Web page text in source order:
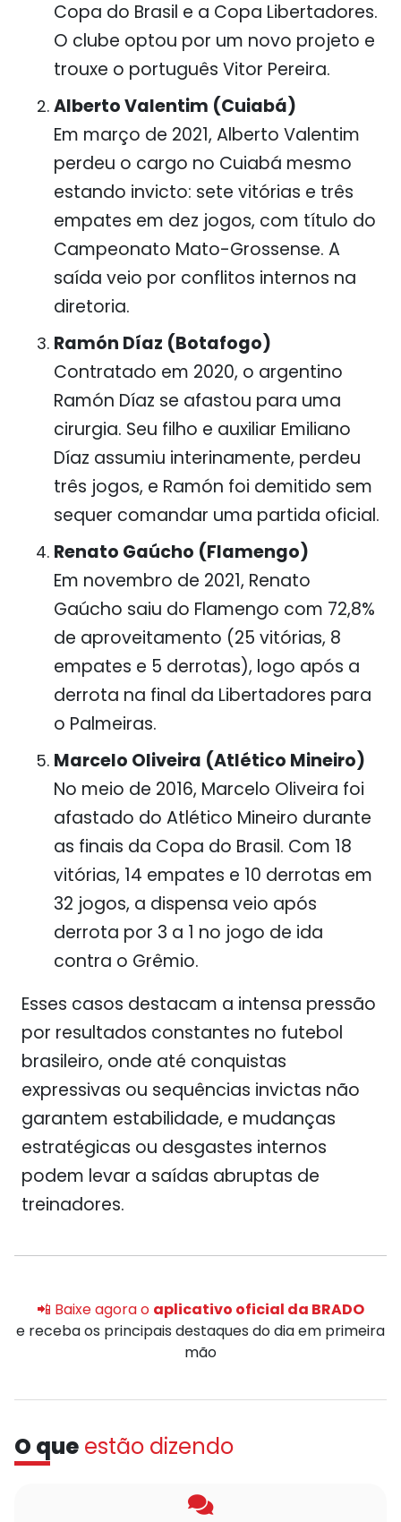
Copa do Brasil e a Copa Libertadores.
O clube optou por um novo projeto e
trouxe o português Vitor Pereira.
Alberto Valentim (Cuiabá)
Em março de 2021, Alberto Valentim
perdeu o cargo no Cuiabá mesmo
estando invicto: sete vitórias e três
empates em dez jogos, com título do
Campeonato Mato-Grossense. A
saída veio por conflitos internos na
diretoria.
Ramón Díaz (Botafogo)
Contratado em 2020, o argentino
Ramón Díaz se afastou para uma
cirurgia. Seu filho e auxiliar Emiliano
Díaz assumiu interinamente, perdeu
três jogos, e Ramón foi demitido sem
sequer comandar uma partida oficial.
Renato Gaúcho (Flamengo)
Em novembro de 2021, Renato
Gaúcho saiu do Flamengo com 72,8%
de aproveitamento (25 vitórias, 8
empates e 5 derrotas), logo após a
derrota na final da Libertadores para
o Palmeiras.
Marcelo Oliveira (Atlético Mineiro)
No meio de 2016, Marcelo Oliveira foi
afastado do Atlético Mineiro durante
as finais da Copa do Brasil. Com 18
vitórias, 14 empates e 10 derrotas em
32 jogos, a dispensa veio após
derrota por 3 a 1 no jogo de ida
contra o Grêmio.
Esses casos destacam a intensa pressão
por resultados constantes no futebol
brasileiro, onde até conquistas
expressivas ou sequências invictas não
garantem estabilidade, e mudanças
estratégicas ou desgastes internos
podem levar a saídas abruptas de
treinadores.
📲 Baixe agora o aplicativo oficial da BRADO
e receba os principais destaques do dia em primeira
mão
O que estão dizendo